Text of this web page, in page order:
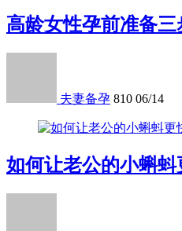
高龄女性孕前准备三
夫妻备孕 810 06/14
如何让老公的小蝌蚪